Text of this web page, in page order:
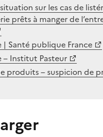
sur les cas de
prêts à manger de
| Santé publique France
– Institut Pasteur
produits – suspicion de